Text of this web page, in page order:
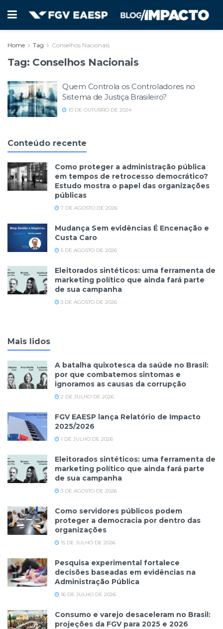
Home Tag Conselhos Nacionais
Tag: Conselhos Nacionais
Quem Controla os Controladores no
Sistema de Justiça Brasileiro?
10 DE OUTUBRO DE 2024
Conteúdo recente
Como proteger a administração pública
em tempos de retrocesso democrático?
Estudo mostra o papel das organizações
públicas
7 DE AGOSTO DE 2026
Mudança Sem evidências É Encenação e
Custa Caro
5 DE AGOSTO DE 2026
Eleitorados sintéticos: uma ferramenta de
marketing político que ainda fará parte
de sua campanha
3 DE AGOSTO DE 2026
Mais lidos
A batalha quixotesca da saúde no Brasil:
por que combatemos sintomas e
ignoramos as causas da corrupção
2 DE JULHO DE 2026
FGV EAESP lança Relatório de Impacto
2025/2026
1 DE JULHO DE 2026
Eleitorados sintéticos: uma ferramenta de
marketing político que ainda fará parte
de sua campanha
3 DE AGOSTO DE 2026
Como servidores públicos podem
proteger a democracia por dentro das
organizações
15 DE JULHO DE 2026
Pesquisa experimental fortalece
decisões baseadas em evidências na
Administração Pública
16 DE JULHO DE 2026
Consumo e varejo desaceleram no Brasil:
projeções da FGV para 2025 e 2026